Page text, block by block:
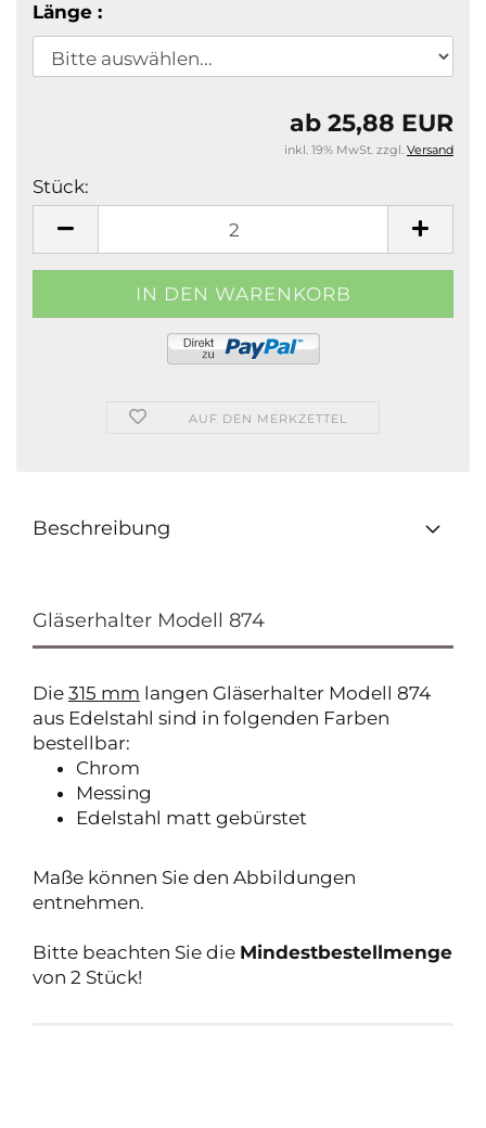
Länge :
ab 25,88 EUR
inkl. 19% MwSt. zzgl. Versand
Stück:
AUF DEN MERKZETTEL
Beschreibung
Gläserhalter Modell 874
Die 315 mm langen Gläserhalter Modell 874
aus Edelstahl sind in folgenden Farben
bestellbar:
Chrom
Messing
Edelstahl matt gebürstet
Maße können Sie den Abbildungen
entnehmen.
Bitte beachten Sie die Mindestbestellmenge
von 2 Stück!